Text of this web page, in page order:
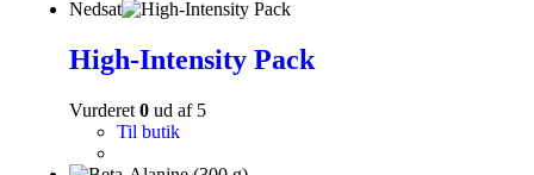
Nedsat
High-Intensity Pack
Vurderet 0 ud af 5
Til butik